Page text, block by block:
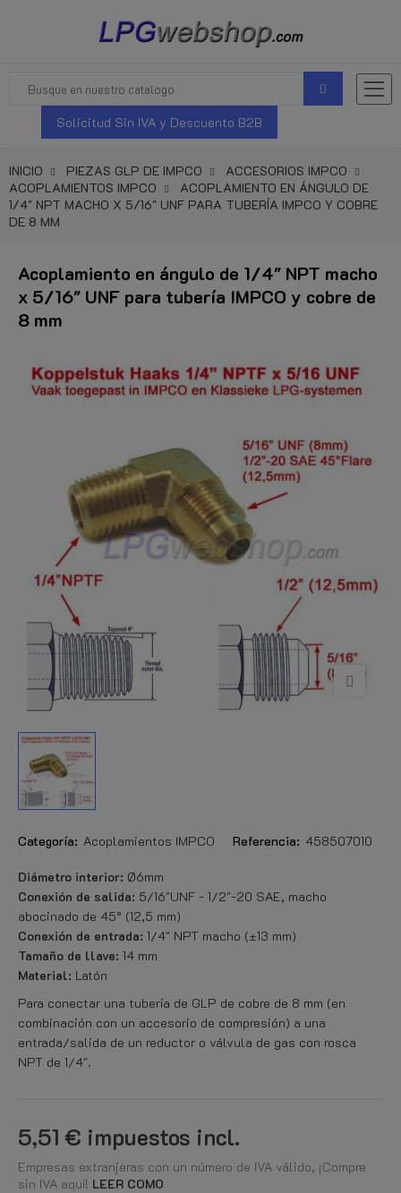
Solicitud Sin IVA y Descuento B2B
INICIO PIEZAS GLP DE IMPCO
ACCESORIOS IMPCO
ACOPLAMIENTOS IMPCO
ACOPLAMIENTO EN ÁNGULO DE
1/4" NPT MACHO X 5/16" UNF PARA TUBERÍA IMPCO Y COBRE
DE 8 MM
Acoplamiento en ángulo de 1/4" NPT macho
x 5/16" UNF para tubería IMPCO y cobre de
8 mm
Categoría: Acoplamientos IMPCO Referencia: 458507010
Diámetro interior: Ø6mm
Conexión de salida: 5/16"UNF - 1/2"-20 SAE, macho
abocinado de 45° (12,5 mm)
Conexión de entrada: 1/4" NPT macho (±13 mm)
Tamaño de llave: 14 mm
Material: Latón
Para conectar una tubería de GLP de cobre de 8 mm (en
combinación con un accesorio de compresión) a una
entrada/salida de un reductor o válvula de gas con rosca
NPT de 1/4".
5,51 € impuestos incl.
Empresas extranjeras con un número de IVA válido, ¡Compre
sin IVA aquí! LEER COMO